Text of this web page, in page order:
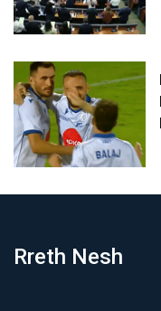
Rreth Nesh